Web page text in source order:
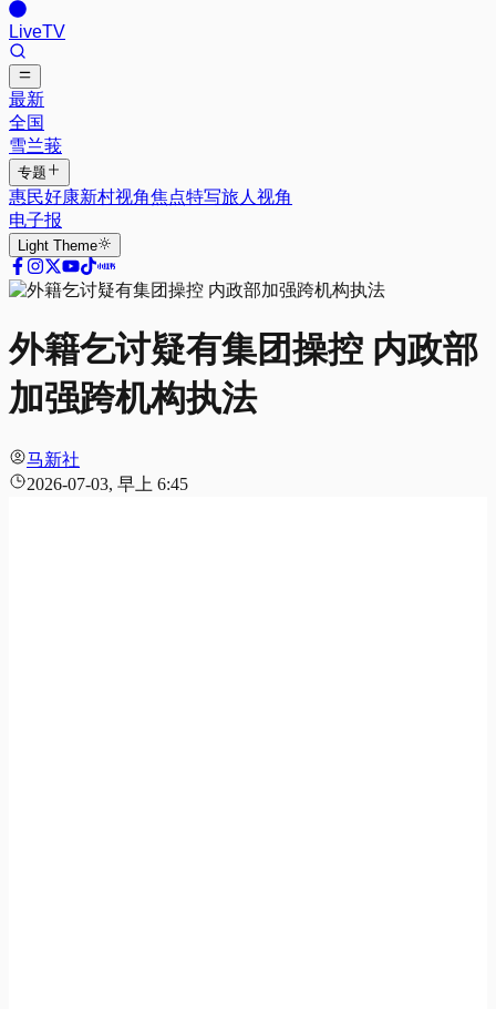
LiveTV
最新
全国
雪兰莪
专题
惠民好康新村视角焦点特写旅人视角
电子报
Light Theme
外籍乞讨疑有集团操控 内政部
加强跨机构执法
马新社
2026-07-03, 早上 6:45